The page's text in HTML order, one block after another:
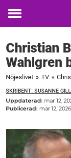
Toggle
Christian
Wahlgren
Nöjeslivet » TV »
SKRIBENT: SUSANNE
Uppdaterad: mar 12,
Publicerad: mar 12,